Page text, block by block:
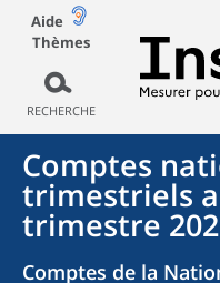
Aide
Thèmes
RECHERCHE
Comptes
trimestriels
trimestre
Comptes de la